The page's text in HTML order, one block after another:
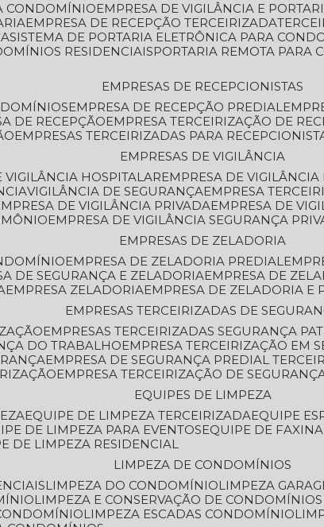
CONDOMÍNIO
EMPRESA DE VIGILÂNCIA E
EMPRESA DE RECEPÇÃO TERCEIRIZADA
SISTEMA DE PORTARIA ELETRÔNICA PARA
RESIDENCIAIS
PORTARIA REMOTA
EMPRESAS DE RECEPCIONISTAS
EMPRESA DE RECEPÇÃO PREDIAL
DE RECEPÇÃO EMPRESA TERCEIRIZAÇÃO DE
EMPRESAS TERCEIRIZADAS PARA
EMPRESAS DE VIGILÂNCIA
VIGILÂNCIA HOSPITALAR
EMPRESA DE
VIGILÂNCIA DE SEGURANÇA
EMPRESA
EMPRESA DE VIGILÂNCIA PRIVADA
EMPRESA DE
EMPRESA DE VIGILÂNCIA SEGURANÇA
EMPRESAS DE ZELADORIA
EMPRESA DE ZELADORIA PREDIAL
DE SEGURANÇA E ZELADORIA EMPRESA DE
EMPRESA ZELADORIA
EMPRESA DE ZELADORIA E
EMPRESAS TERCEIRIZADAS DE
EMPRESAS TERCEIRIZADAS SEGURANÇA
DO TRABALHO
EMPRESA TERCEIRIZAÇÃO EM
EMPRESA DE SEGURANÇA PREDIAL
EMPRESA TERCEIRIZAÇÃO DE
EQUIPES DE LIMPEZA
EQUIPE DE LIMPEZA TERCEIRIZADA EQUIPE
DE LIMPEZA PARA EVENTOS EQUIPE DE FAXINA
DE LIMPEZA RESIDENCIAL
LIMPEZA DE CONDOMÍNIOS
LIMPEZA DO CONDOMÍNIO LIMPEZA
LIMPEZA E CONSERVAÇÃO DE CONDOMÍNIOS
LIMPEZA ESCADAS CONDOMÍNIO